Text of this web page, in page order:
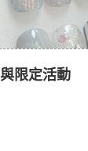
限定活動